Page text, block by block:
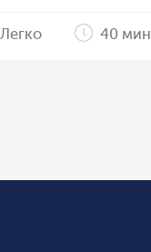
Легко 40 мин.